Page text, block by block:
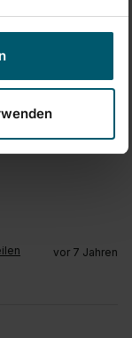
vor 7 Jahren